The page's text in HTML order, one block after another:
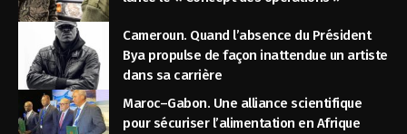
Cameroun. Quand l’absence du Président
Bya propulse de façon inattendue un artiste
dans sa carrière
Maroc–Gabon. Une alliance scientifique
pour sécuriser l’alimentation en Afrique